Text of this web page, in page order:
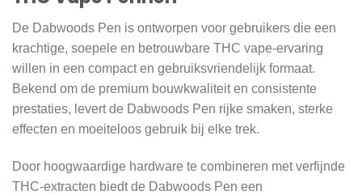
De Dabwoods Pen is ontworpen voor gebruikers die een
krachtige, soepele en betrouwbare THC vape-ervaring
willen in een compact en gebruiksvriendelijk formaat.
Bekend om de premium bouwkwaliteit en consistente
prestaties, levert de Dabwoods Pen rijke smaken, sterke
effecten en moeiteloos gebruik bij elke trek.
Door hoogwaardige hardware te combineren met verfijnde
THC-extracten biedt de Dabwoods Pen een